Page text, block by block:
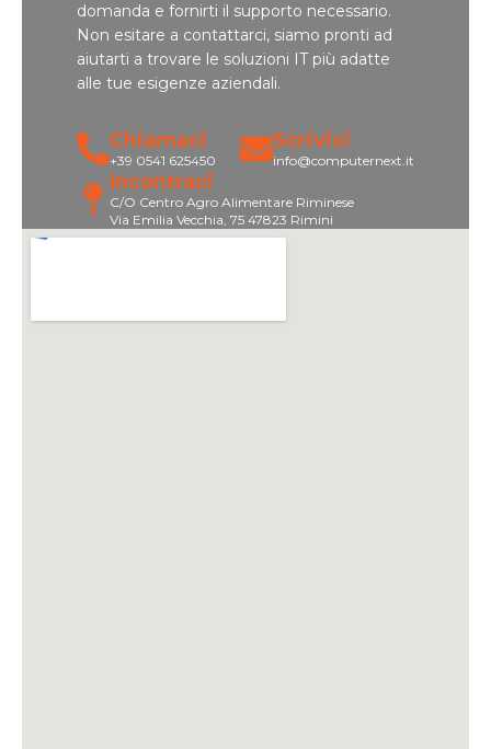
domanda e fornirti il supporto necessario.
Non esitare a contattarci, siamo pronti ad
aiutarti a trovare le soluzioni IT più adatte
alle tue esigenze aziendali.
Chiamaci
+39 0541 625450
Scrivici
info@computernext.it
Incontraci
C/O Centro Agro Alimentare Riminese
Via Emilia Vecchia, 75 47823 Rimini